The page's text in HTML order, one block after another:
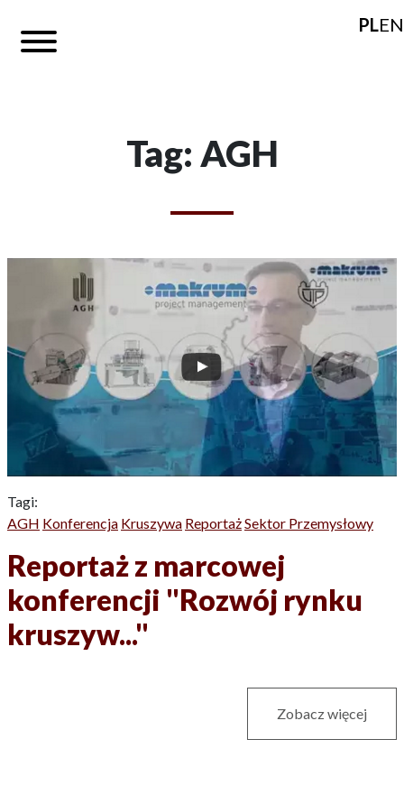
PLEN
Tag: AGH
Tagi:
AGH Konferencja Kruszywa ReportażSektor Przemysłowy
Reportaż z marcowej
konferencji "Rozwój rynku
kruszyw..."
Zobacz więcej